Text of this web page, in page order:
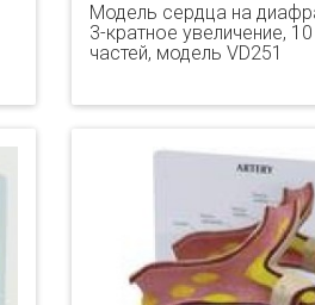
Модель сердца на
3-кратное увеличение, 10
частей, модель VD251